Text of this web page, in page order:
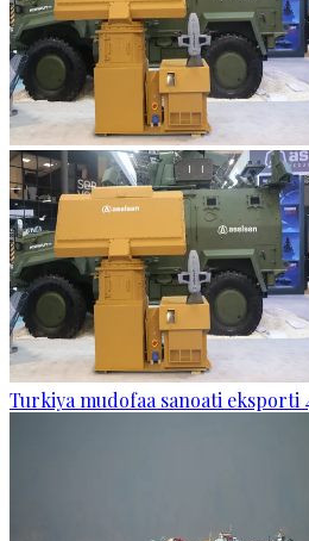
Turkiya mudofaa sanoati eksporti